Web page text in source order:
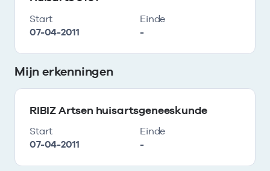
Start
07-04-2011
Einde
-
Mijn erkenningen
RIBIZ Artsen huisartsgeneeskunde
Start
07-04-2011
Einde
-